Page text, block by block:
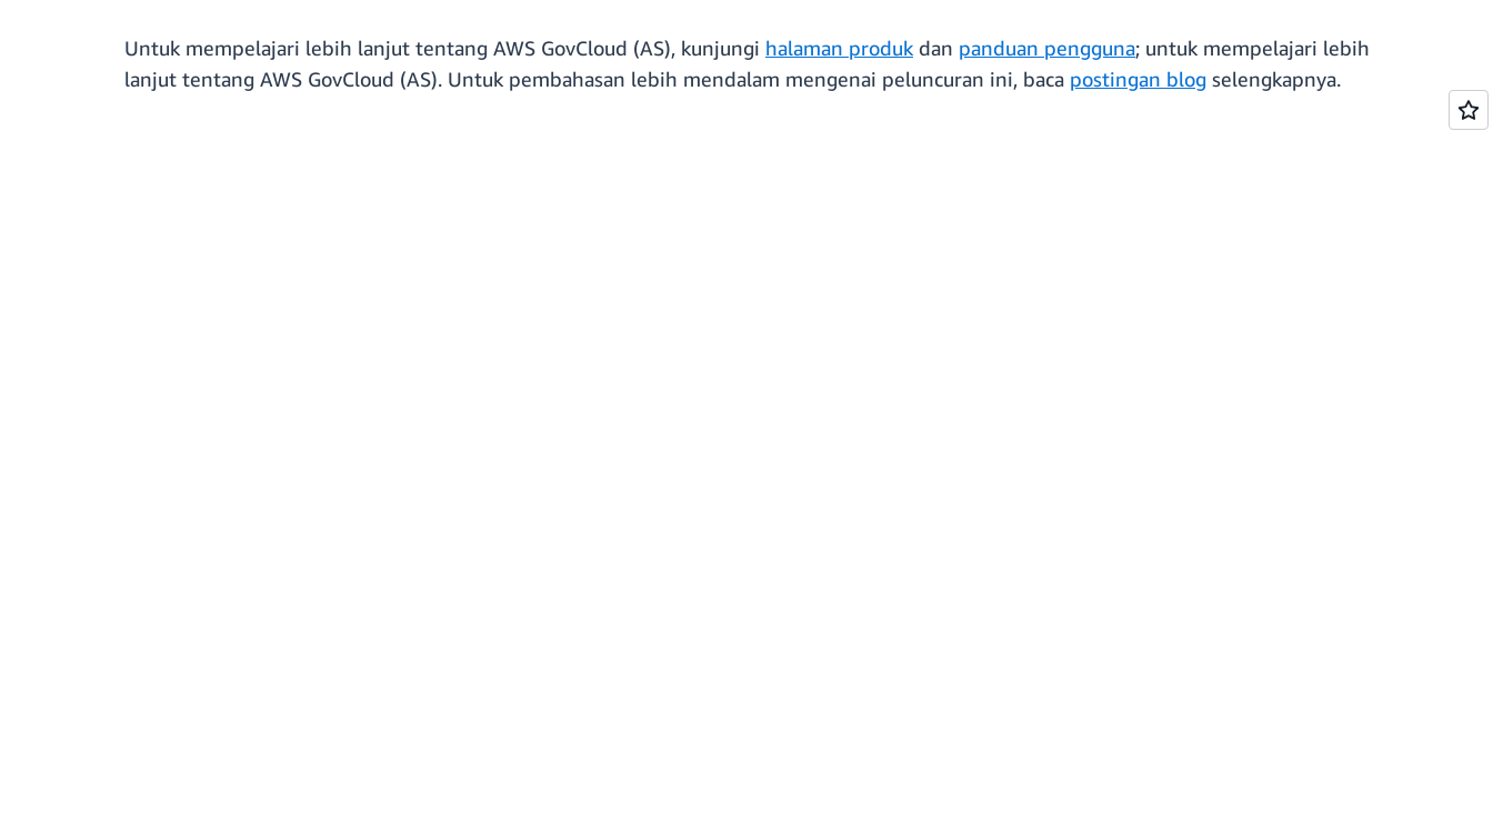
Untuk mempelajari lebih lanjut tentang AWS GovCloud (AS), kunjungi halaman produk dan panduan pengguna; untuk mempelajari lebih
lanjut tentang AWS GovCloud (AS). Untuk pembahasan lebih mendalam mengenai peluncuran ini, baca postingan blog selengkapnya.